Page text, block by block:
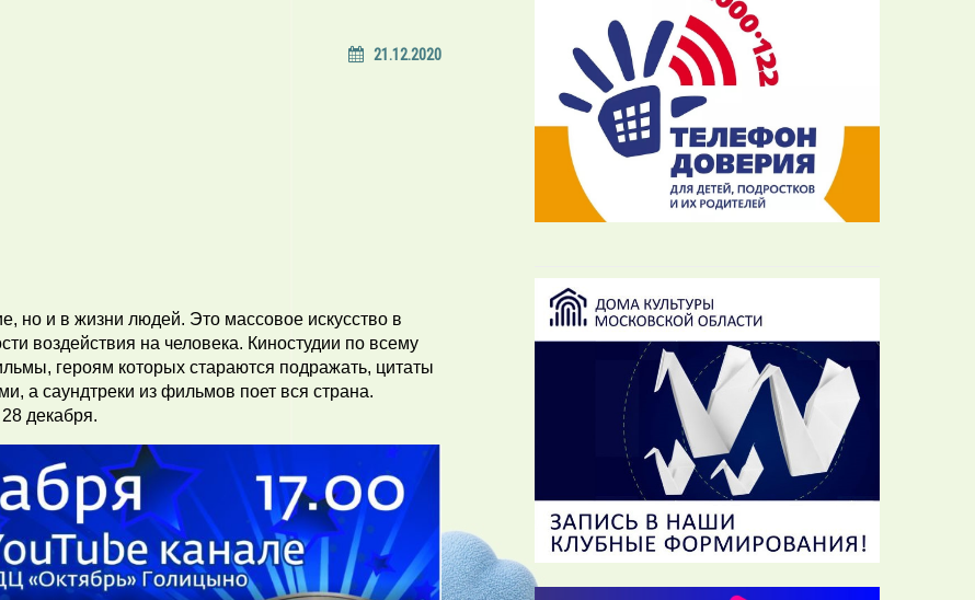
21.12.2020
но и в жизни людей. Это массовое искусство в
воздействия на человека. Киностудии по всему
героям которых стараются подражать, цитаты
а саундтреки из фильмов поет вся страна.
декабря.